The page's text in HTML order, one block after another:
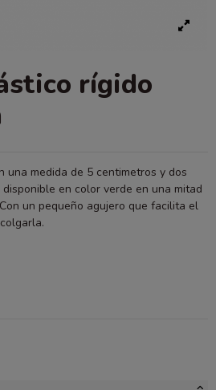
rígido
una medida de 5 centimetros y dos
en color verde en una mitad
un pequeño agujero que facilita el